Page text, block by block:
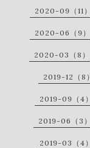
2020-09（11）
2020-06（9）
2020-03（8）
2019-12（8）
2019-09（4）
2019-06（3）
2019-03（4）